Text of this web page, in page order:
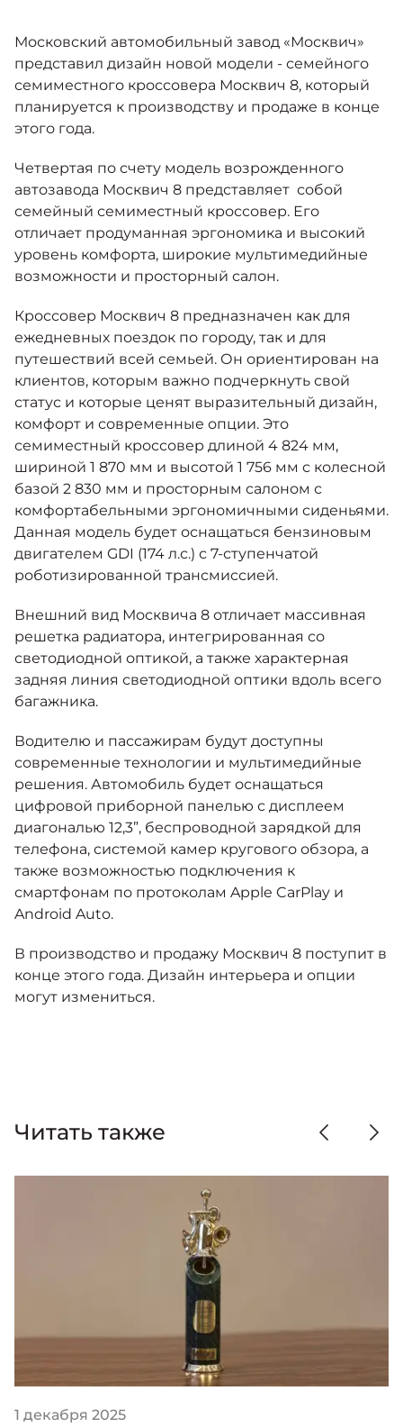
от 2 237 000 ₽*
Кроссовер, создающий равные
возможности
от 2 069 000 ₽*
Москвич 8
Практичный семиместный
от 3 125 000 ₽*
Кредитные программы
Спецпредложения
Калькулятор трейд-ин
Страховые программы
Моторное масло
СЕРВИСНЫЕ АКЦИИ
АКСЕССУАРЫ
КОНТАКТЫ
Московский автомобильный завод «Москвич»
представил дизайн новой модели - семейного
семиместного кроссовера Москвич 8, который
планируется к производству и продаже в конце
этого года.
Четвертая по счету модель возрожденного
автозавода Москвич 8 представляет собой
семейный семиместный кроссовер. Его
отличает продуманная эргономика и высокий
уровень комфорта, широкие мультимедийные
возможности и просторный салон.
Кроссовер Москвич 8 предназначен как для
ежедневных поездок по городу, так и для
путешествий всей семьей. Он ориентирован на
клиентов, которым важно подчеркнуть свой
статус и которые ценят выразительный дизайн,
комфорт и современные опции. Это
семиместный кроссовер длиной 4 824 мм,
шириной 1 870 мм и высотой 1 756 мм с колесной
базой 2 830 мм и просторным салоном с
комфортабельными эргономичными сиденьями.
Данная модель будет оснащаться бензиновым
двигателем GDI (174 л.с.) с 7-ступенчатой
роботизированной трансмиссией.
Внешний вид Москвича 8 отличает массивная
решетка радиатора, интегрированная со
светодиодной оптикой, а также характерная
задняя линия светодиодной оптики вдоль всего
багажника.
Водителю и пассажирам будут доступны
современные технологии и мультимедийные
решения. Автомобиль будет оснащаться
цифровой приборной панелью с дисплеем
диагональю 12,3”, беспроводной зарядкой для
телефона, системой камер кругового обзора, а
также возможностью подключения к
смартфонам по протоколам Apple CarPlay и
Android Auto.
В производство и продажу Москвич 8 поступит в
конце этого года. Дизайн интерьера и опции
могут измениться.
Читать также
1 декабря 2025